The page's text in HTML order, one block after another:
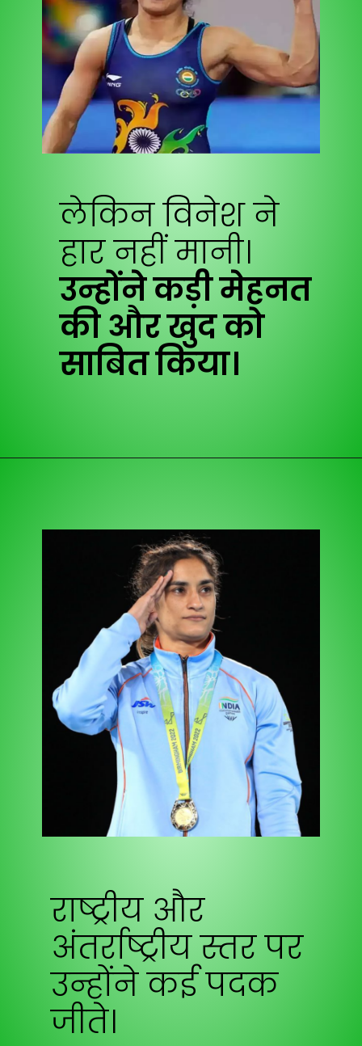
लेकिन विनेश ने
हार नहीं मानी।
उन्होंने कड़ी मेहनत
की और खुद को
साबित किया।
राष्ट्रीय और
अंतर्राष्ट्रीय स्तर पर
उन्होंने कई पदक
जीते।